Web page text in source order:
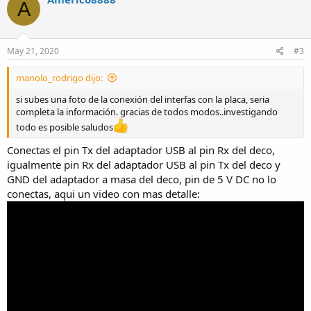
t
o
n
s
A
May 21, 2020 #3
manolo_rodrigo dijo:
si subes una foto de la conexión del interfas con la placa, seria
completa la información. gracias de todos modos..investigando
todo es posible saludos
Conectas el pin Tx del adaptador USB al pin Rx del deco,
igualmente pin Rx del adaptador USB al pin Tx del deco y
GND del adaptador a masa del deco, pin de 5 V DC no lo
conectas, aqui un video con mas detalle: